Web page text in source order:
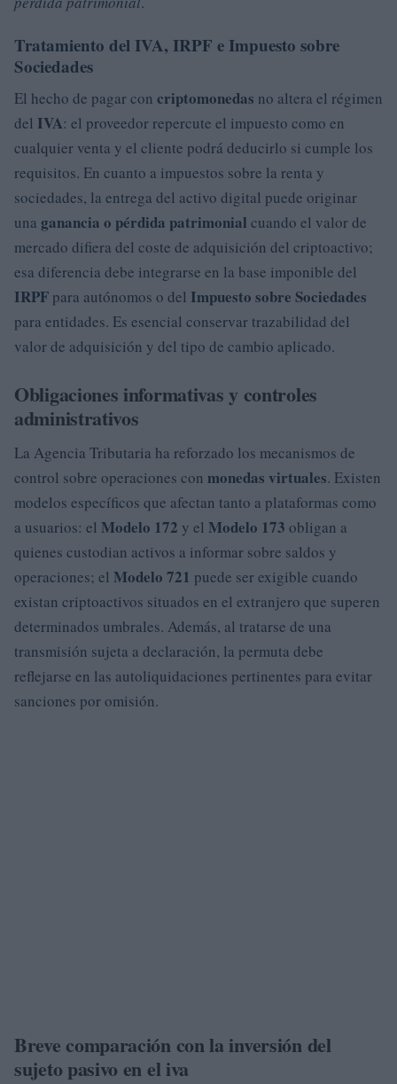
Tratamiento del IVA, IRPF e Impuesto sobre
Sociedades
El hecho de pagar con criptomonedas no altera el régimen
del IVA: el proveedor repercute el impuesto como en
cualquier venta y el cliente podrá deducirlo si cumple los
requisitos. En cuanto a impuestos sobre la renta y
sociedades, la entrega del activo digital puede originar
una ganancia o pérdida patrimonial cuando el valor de
mercado difiera del coste de adquisición del criptoactivo;
esa diferencia debe integrarse en la base imponible del
IRPF para autónomos o del Impuesto sobre Sociedades
para entidades. Es esencial conservar trazabilidad del
valor de adquisición y del tipo de cambio aplicado.
Obligaciones informativas y controles
administrativos
La Agencia Tributaria ha reforzado los mecanismos de
control sobre operaciones con monedas virtuales. Existen
modelos específicos que afectan tanto a plataformas como
a usuarios: el Modelo 172 y el Modelo 173 obligan a
quienes custodian activos a informar sobre saldos y
operaciones; el Modelo 721 puede ser exigible cuando
existan criptoactivos situados en el extranjero que superen
determinados umbrales. Además, al tratarse de una
transmisión sujeta a declaración, la permuta debe
reflejarse en las autoliquidaciones pertinentes para evitar
sanciones por omisión.
Breve comparación con la inversión del
sujeto pasivo en el iva